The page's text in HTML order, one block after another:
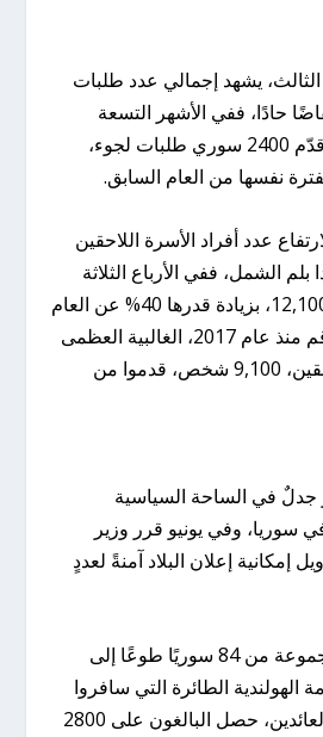
الثالث، يشهد إجمالي عدد طلبات
حادًا، ففي الأشهر التسعة
الأولى من هذا العام، قدّم 2400 سوري طلبات لجوء،
عدد أفراد الأسرة اللاحقين
بلم الشمل، ففي الأرباع الثلاثة
الأولى، بلغ هذا العدد 12,100، بزيادة قدرها 40% عن العام
السابق، وهذا أعلى رقم منذ عام 2017، الغالبية العظمى
من هؤلاء الأفراد اللاحقين، 9,100 شخص، قدموا من
جدلٌ في الساحة السياسية
سوريا، وفي يونيو قرر وزير
إمكانية إعلان البلاد آمنةً لعددٍ
في سبتمبر، عادت مجموعة من 84 سوريًا طوعًا إلى
الطائرة التي سافروا
على متنها، ومن بين العائدين، حصل البالغون على 2800